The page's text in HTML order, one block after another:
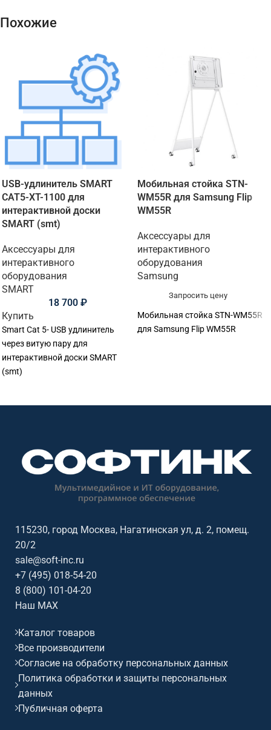
Похожие
USB-удлинитель SMART
CAT5-XT-1100 для
интерактивной доски
SMART (smt)
Аксессуары для
интерактивного
оборудования
SMART
18 700 ₽
Купить
Smart Cat 5- USB удлинитель
через витую пару для
интерактивной доски SMART
(smt)
Мобильная стойка STN-
WM55R для Samsung Flip
WM55R
Аксессуары для
интерактивного
оборудования
Samsung
Запросить цену
Мобильная стойка STN-WM55R
для Samsung Flip WM55R
115230, город Москва, Нагатинская ул, д. 2, помещ.
20/2
sale@soft-inc.ru
+7 (495) 018-54-20
8 (800) 101-04-20
Наш MAX
Каталог товаров
Все производители
Согласие на обработку персональных данных
Политика обработки и защиты персональных
данных
Публичная оферта